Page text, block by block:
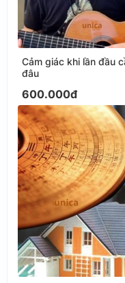
Cảm giác khi lần đầu
đâu
600.000đ